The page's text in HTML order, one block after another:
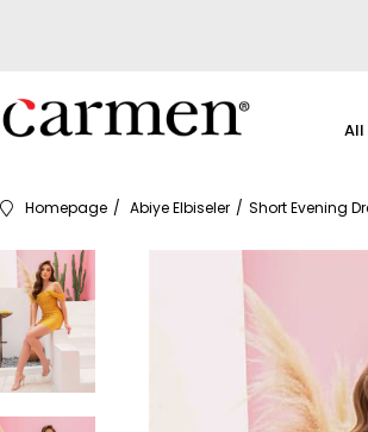
All
Homepage Abiye Elbiseler Short Evening